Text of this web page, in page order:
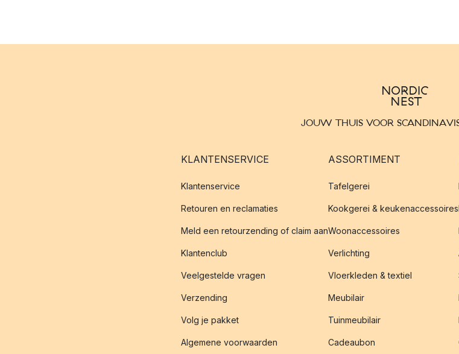
JOUW THUIS VOOR
KLANTENSERVICE
Klantenservice
Retouren en reclamaties
Meld een retourzending of claim aan
Klantenclub
Veelgestelde vragen
Verzending
Volg je pakket
Algemene voorwaarden
ASSORTIMENT
Tafelgerei
Kookgerei & keukenaccessoires
Woonaccessoires
Verlichting
Vloerkleden & textiel
Meubilair
Tuinmeubilair
Cadeaubon